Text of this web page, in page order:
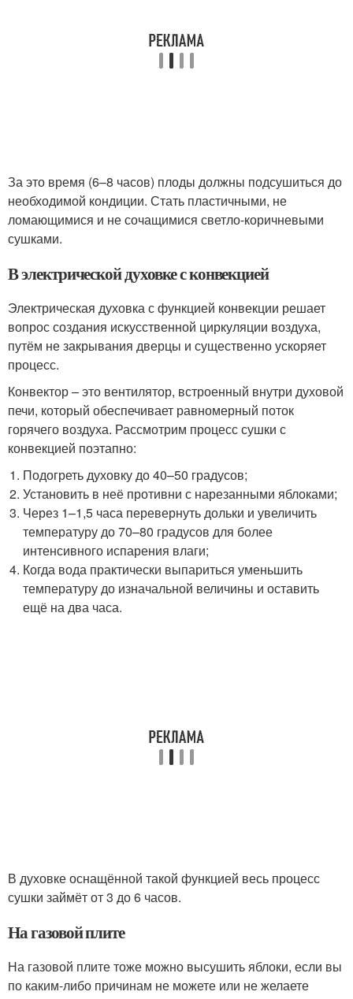
За это время (6–8 часов) плоды должны подсушиться до
необходимой кондиции. Стать пластичными, не
ломающимися и не сочащимися светло-коричневыми
сушками.
В электрической духовке с конвекцией
Электрическая духовка с функцией конвекции решает
вопрос создания искусственной циркуляции воздуха,
путём не закрывания дверцы и существенно ускоряет
процесс.
Конвектор – это вентилятор, встроенный внутри духовой
печи, который обеспечивает равномерный поток
горячего воздуха. Рассмотрим процесс сушки с
конвекцией поэтапно:
Подогреть духовку до 40–50 градусов;
Установить в неё противни с нарезанными яблоками;
Через 1–1,5 часа перевернуть дольки и увеличить
температуру до 70–80 градусов для более
интенсивного испарения влаги;
Когда вода практически выпариться уменьшить
температуру до изначальной величины и оставить
ещё на два часа.
В духовке оснащённой такой функцией весь процесс
сушки займёт от 3 до 6 часов.
На газовой плите
На газовой плите тоже можно высушить яблоки, если вы
по каким-либо причинам не можете или не желаете